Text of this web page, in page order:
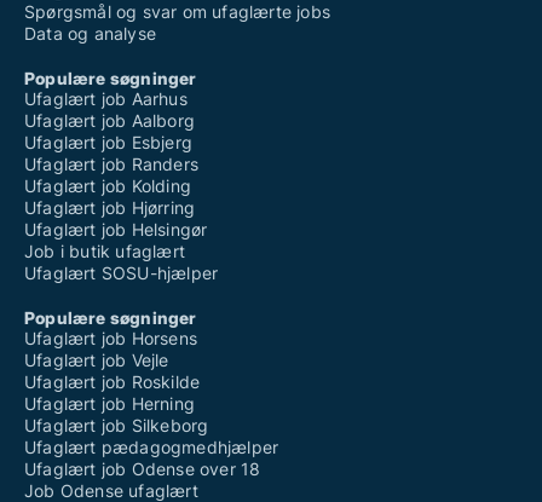
Spørgsmål og svar om ufaglærte jobs
Data og analyse
Populære søgninger
Ufaglært job Aarhus
Ufaglært job Aalborg
Ufaglært job Esbjerg
Ufaglært job Randers
Ufaglært job Kolding
Ufaglært job Hjørring
Ufaglært job Helsingør
Job i butik ufaglært
Ufaglært SOSU-hjælper
Populære søgninger
Ufaglært job Horsens
Ufaglært job Vejle
Ufaglært job Roskilde
Ufaglært job Herning
Ufaglært job Silkeborg
Ufaglært pædagogmedhjælper
Ufaglært job Odense over 18
Job Odense ufaglært